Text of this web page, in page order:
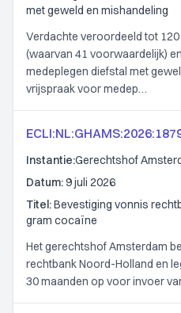
met geweld en mishandeling
Verdachte veroordeeld tot
(waarvan 41 voorwaardelijk)
medeplegen diefstal met
vrijspraak voor medep…
Instantie:Gerechtshof
Datum:9 juli 2026
Titel:Bevestiging vonnis
gram cocaïne
Het gerechtshof Amsterdam
rechtbank Noord-Holland en
30 maanden op voor invoer